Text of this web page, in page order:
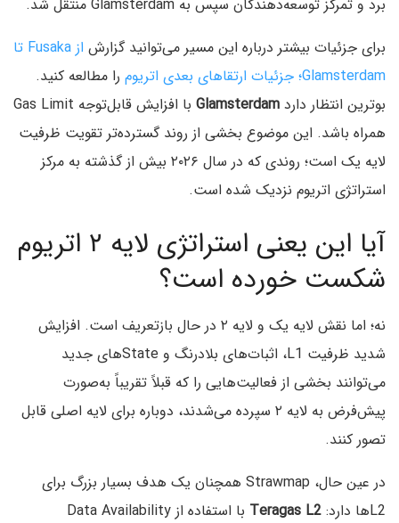
برد و تمرکز توسعه‌دهندگان سپس به Glamsterdam منتقل شد.
برای جزئیات بیشتر درباره این مسیر می‌توانید گزارش
از Fusaka تا
Glamsterdam؛ جزئیات ارتقاهای بعدی اتریوم
را مطالعه کنید.
بوترین انتظار دارد Glamsterdam
با افزایش قابل‌توجه Gas Limit
همراه باشد. این موضوع بخشی از روند گسترده‌تر تقویت ظرفیت
لایه یک است؛ روندی که در سال ۲۰۲۶ بیش از گذشته به مرکز
استراتژی اتریوم نزدیک شده است.
آیا این یعنی استراتژی لایه ۲ اتریوم
شکست خورده است؟
نه؛ اما نقش لایه یک و لایه ۲ در حال بازتعریف است. افزایش
شدید ظرفیت L1، اثبات‌های بلادرنگ و Stateهای جدید
می‌توانند بخشی از فعالیت‌هایی را که قبلاً تقریباً به‌صورت
پیش‌فرض به لایه ۲ سپرده می‌شدند، دوباره برای لایه اصلی قابل
تصور کنند.
در عین حال، Strawmap همچنان یک هدف بسیار بزرگ برای
L2ها دارد:
Teragas L2
با استفاده از Data Availability